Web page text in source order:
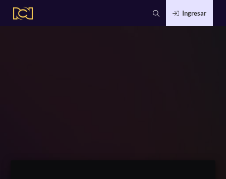
Ingresar